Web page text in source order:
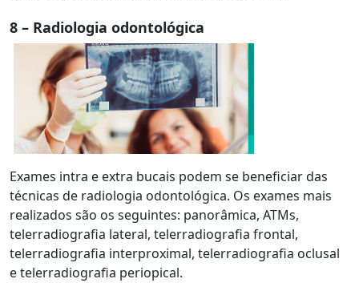
8 – Radiologia odontológica
Exames intra e extra bucais podem se beneficiar das
técnicas de radiologia odontológica. Os exames mais
realizados são os seguintes: panorâmica, ATMs,
telerradiografia lateral, telerradiografia frontal,
telerradiografia interproximal, telerradiografia oclusal
e telerradiografia periopical.